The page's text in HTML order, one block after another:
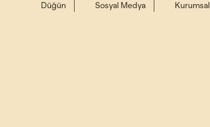
Düğün Sosyal Medya Kurumsal